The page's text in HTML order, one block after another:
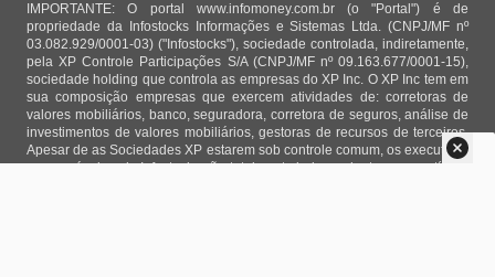
IMPORTANTE: O portal www.infomoney.com.br (o "Portal") é de
propriedade da Infostocks Informações e Sistemas Ltda. (CNPJ/MF nº
03.082.929/0001-03) ("Infostocks"), sociedade controlada, indiretamente,
pela XP Controle Participações S/A (CNPJ/MF nº 09.163.677/0001-15),
sociedade holding que controla as empresas do XP Inc. O XP Inc tem em
sua composição empresas que exercem atividades de: corretoras de
valores mobiliários, banco, seguradora, corretora de seguros, análise de
investimentos de valores mobiliários, gestoras de recursos de terceiros.
Apesar de as Sociedades XP estarem sob controle comum, os executivos
responsáveis pela Infostocks são totalmente independentes e as notícias,